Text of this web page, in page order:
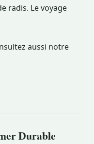
radis. Le voyage
aussi notre
Durable